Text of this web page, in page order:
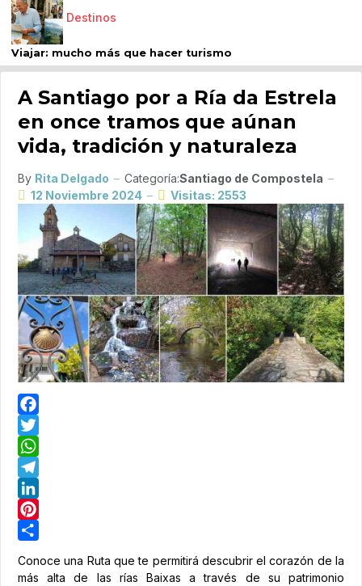
Destinos
Viajar: mucho más que hacer turismo
A Santiago por a Ría da Estrela
en once tramos que aúnan
vida, tradición y naturaleza
By Rita Delgado Categoría:Santiago de Compostela
12 Noviembre 2024
Visitas: 2553
Facebook
Twitter
WhatsApp
Telegram
LinkedIn
Pinterest
Conoce una Ruta que te permitirá descubrir el corazón de la
más alta de las rías Baixas a través de su patrimonio